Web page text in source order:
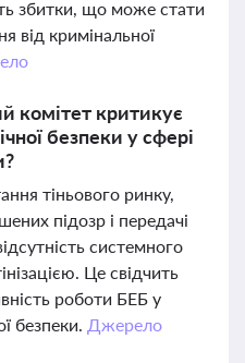
збитки, що може стати
від кримінальної
комітет критикує
безпеки у сфері
тіньового ринку,
підозр і передачі
системного
Це свідчить
роботи БЕБ у
безпеки. Джерело